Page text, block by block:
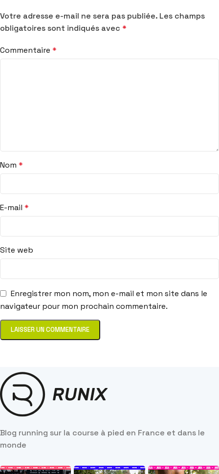
Votre adresse e-mail ne sera pas publiée. Les champs
obligatoires sont indiqués avec *
Commentaire *
Nom *
E-mail *
Site web
Enregistrer mon nom, mon e-mail et mon site dans le
navigateur pour mon prochain commentaire.
Blog running sur la course à pied en France et dans le
monde